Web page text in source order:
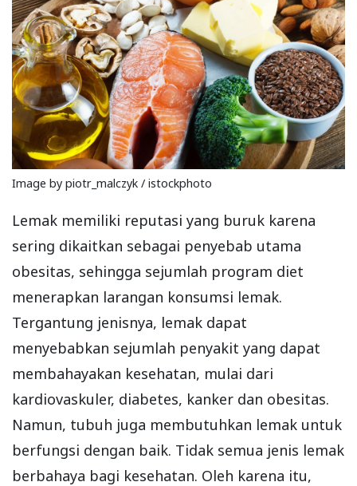
Image by piotr_malczyk / istockphoto
Lemak memiliki reputasi yang buruk karena
sering dikaitkan sebagai penyebab utama
obesitas, sehingga sejumlah program diet
menerapkan larangan konsumsi lemak.
Tergantung jenisnya, lemak dapat
menyebabkan sejumlah penyakit yang dapat
membahayakan kesehatan, mulai dari
kardiovaskuler, diabetes, kanker dan obesitas.
Namun, tubuh juga membutuhkan lemak untuk
berfungsi dengan baik. Tidak semua jenis lemak
berbahaya bagi kesehatan. Oleh karena itu,